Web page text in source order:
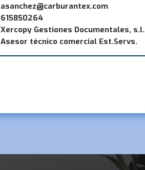
asanchez@carburantex.com
615850264
Xercopy Gestiones Documentales, s.l.
Asesor técnico comercial Est.Servs.